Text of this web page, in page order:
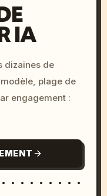
IA
dizaines de
plage de
engagement :